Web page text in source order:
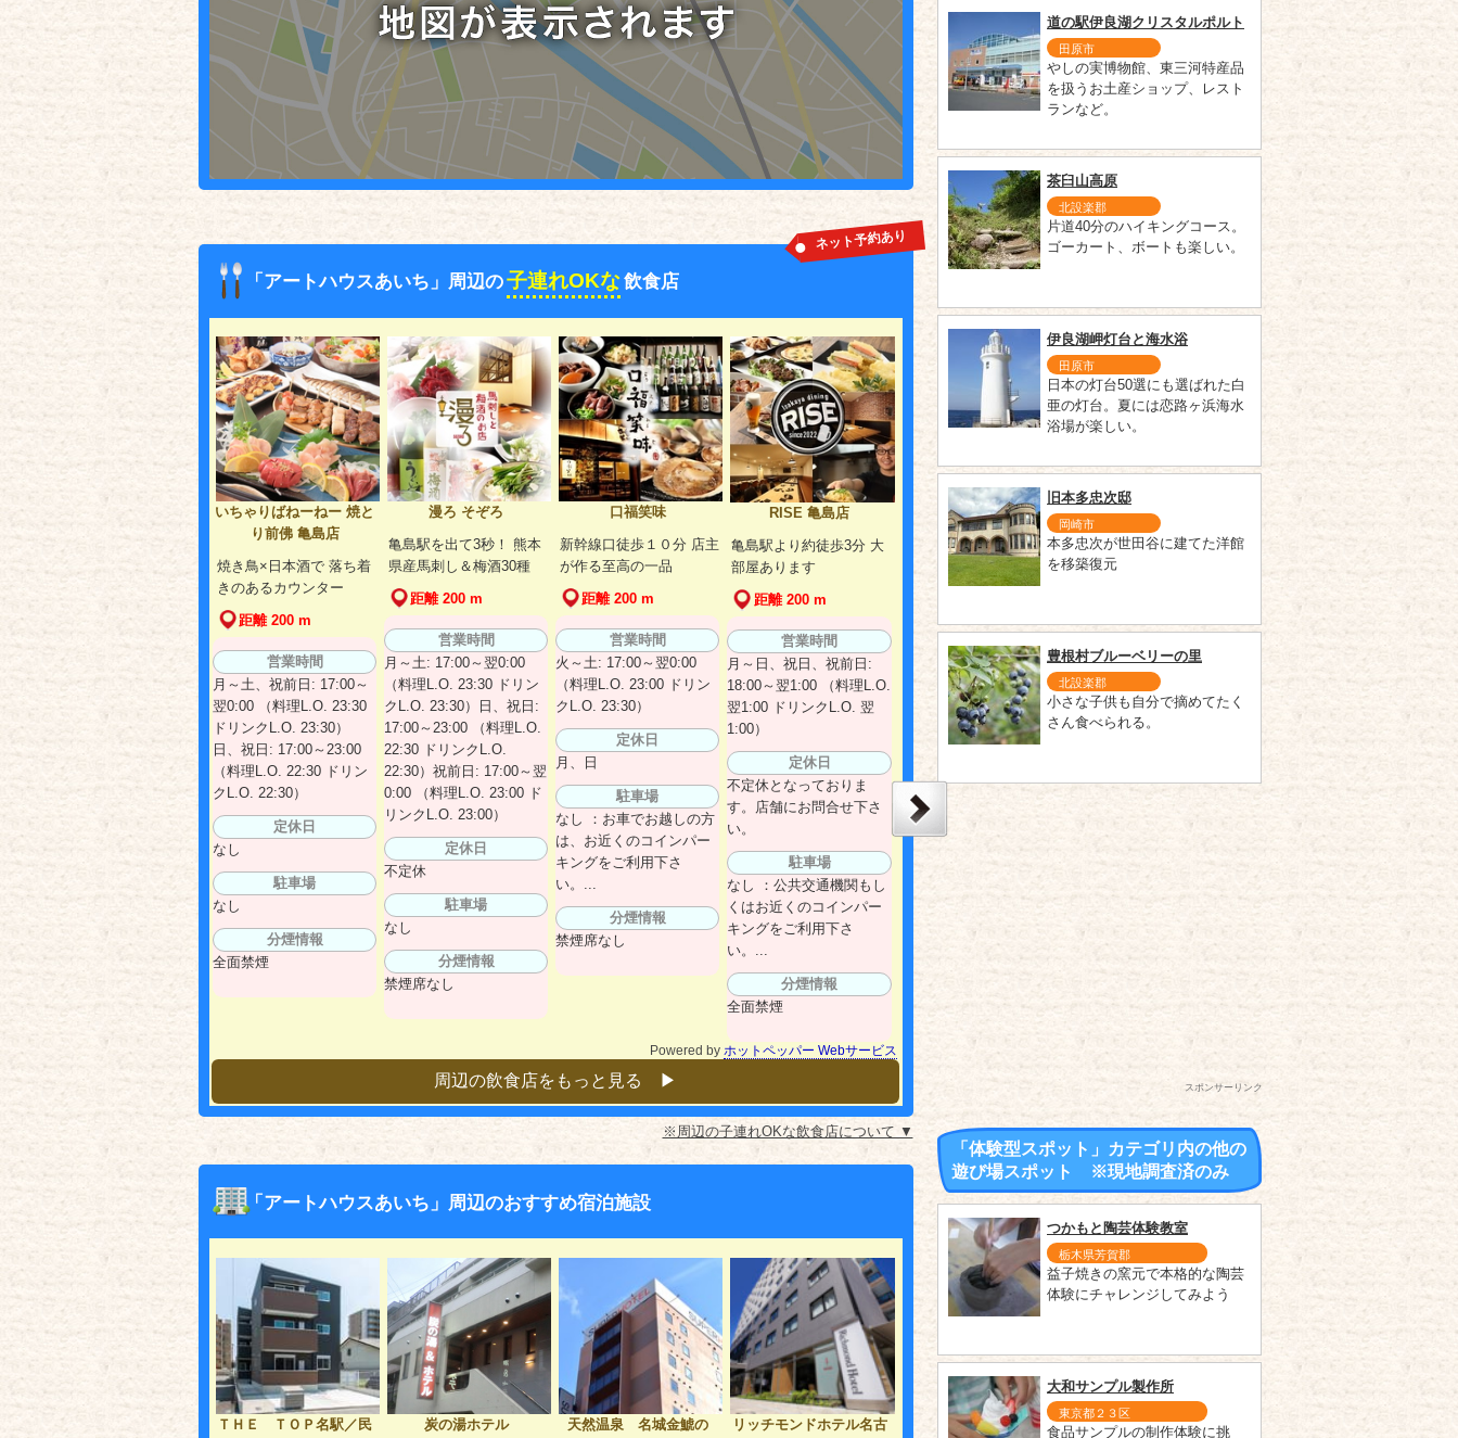
「アートハウスあいち」周辺の子連れOKな飲食店
ネット予約あり
いちゃりばねーねー 焼と
り前佛 亀島店
焼き鳥×日本酒で 落ち着
きのあるカウンター
距離 200 m
営業時間
月～土、祝前日: 17:00～
翌0:00 （料理L.O. 23:30
ドリンクL.O. 23:30）
日、祝日: 17:00～23:00
（料理L.O. 22:30 ドリン
クL.O. 22:30）
定休日
なし
駐車場
なし
分煙情報
全面禁煙
漫ろ そぞろ
亀島駅を出て3秒！ 熊本
県産馬刺し＆梅酒30種
距離 200 m
営業時間
月～土: 17:00～翌0:00
（料理L.O. 23:30 ドリン
クL.O. 23:30）日、祝日:
17:00～23:00 （料理L.O.
22:30 ドリンクL.O.
22:30）祝前日: 17:00～翌
0:00 （料理L.O. 23:00 ド
リンクL.O. 23:00）
定休日
不定休
駐車場
なし
分煙情報
禁煙席なし
口福笑味
新幹線口徒歩１０分 店主
が作る至高の一品
距離 200 m
営業時間
火～土: 17:00～翌0:00
（料理L.O. 23:00 ドリン
クL.O. 23:30）
定休日
月、日
駐車場
なし ：お車でお越しの方
は、お近くのコインパー
キングをご利用下さ
い。...
分煙情報
禁煙席なし
RISE 亀島店
亀島駅より約徒歩3分 大
部屋あります
距離 200 m
営業時間
月～日、祝日、祝前日:
18:00～翌1:00 （料理L.O.
翌1:00 ドリンクL.O. 翌
1:00）
定休日
不定休となっておりま
す。店舗にお問合せ下さ
い。
駐車場
なし ：公共交通機関もし
くはお近くのコインパー
キングをご利用下さ
い。...
分煙情報
全面禁煙
Powered by ホットペッパー Webサービス
周辺の飲食店をもっと見る ▶︎
※周辺の子連れOKな飲食店について ▼
「アートハウスあいち」周辺のおすすめ宿泊施設
ＴＨＥ ＴＯＰ名駅／民
炭の湯ホテル
天然温泉 名城金鯱の
リッチモンドホテル名古
道の駅伊良湖クリスタルポルト
田原市
やしの実博物館、東三河特産品
を扱うお土産ショップ、レスト
ランなど。
茶臼山高原
北設楽郡
片道40分のハイキングコース。
ゴーカート、ボートも楽しい。
伊良湖岬灯台と海水浴
田原市
日本の灯台50選にも選ばれた白
亜の灯台。夏には恋路ヶ浜海水
浴場が楽しい。
旧本多忠次邸
岡崎市
本多忠次が世田谷に建てた洋館
を移築復元
豊根村ブルーベリーの里
北設楽郡
小さな子供も自分で摘めてたく
さん食べられる。
スポンサーリンク
「体験型スポット」カテゴリ内の他の
遊び場スポット ※現地調査済のみ
つかもと陶芸体験教室
栃木県芳賀郡
益子焼きの窯元で本格的な陶芸
体験にチャレンジしてみよう
大和サンプル製作所
東京都２３区
食品サンプルの制作体験に挑